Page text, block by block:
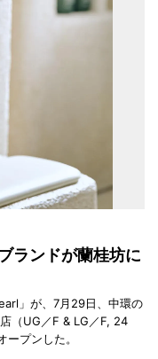
ランドが蘭桂坊に
」が、7月29日、中環の
（UG／F & LG／F, 24
プンした。